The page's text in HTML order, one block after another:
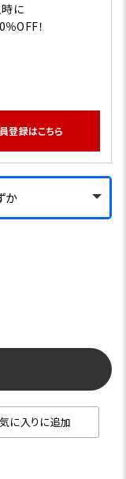
に
OFF！
登録はこちら
か
に入りに追加